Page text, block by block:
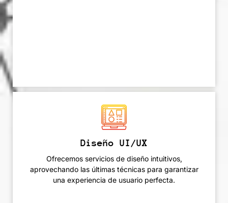
Diseño UI/UX
Ofrecemos servicios de diseño intuitivos,
aprovechando las últimas técnicas para garantizar
una experiencia de usuario perfecta.